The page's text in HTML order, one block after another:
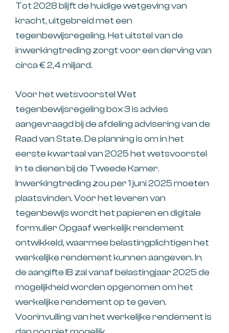
Tot 2028 blijft de huidige wetgeving van
kracht, uitgebreid met een
tegenbewijsregeling. Het uitstel van de
inwerkingtreding zorgt voor een derving van
circa € 2,4 miljard.
Voor het wetsvoorstel Wet
tegenbewijsregeling box 3 is advies
aangevraagd bij de afdeling advisering van de
Raad van State. De planning is om in het
eerste kwartaal van 2025 het wetsvoorstel
in te dienen bij de Tweede Kamer.
Inwerkingtreding zou per 1 juni 2025 moeten
plaatsvinden. Voor het leveren van
tegenbewijs wordt het papieren en digitale
formulier Opgaaf werkelijk rendement
ontwikkeld, waarmee belastingplichtigen het
werkelijke rendement kunnen aangeven. In
de aangifte IB zal vanaf belastingjaar 2025 de
mogelijkheid worden opgenomen om het
werkelijke rendement op te geven.
Voorinvulling van het werkelijke rendement is